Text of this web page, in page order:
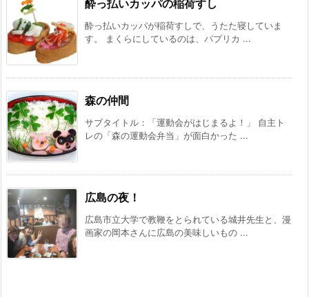
酔っ払いカッパの稲荷すし
酔っ払いカッパが稲荷すしで、うたた寝していま
す。 まくらにしているのは、パプリカ ...
森の仲間
サブタイトル：「運動会がはじまるよ！」 自主ト
レの「森の運動会弁当」が面白かった ...
広島の夜！
広島市立大学で教鞭をとられている城井先生と、漫
画家の岡本さんに広島の美味しいもの ...